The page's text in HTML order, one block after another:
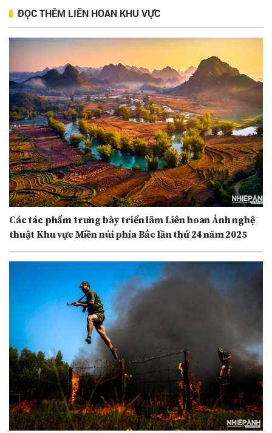
ĐỌC THÊM LIÊN HOAN KHU VỰC
Các tác phẩm trưng bày triển lãm Liên hoan Ảnh nghệ
thuật Khu vực Miền núi phía Bắc lần thứ 24 năm 2025